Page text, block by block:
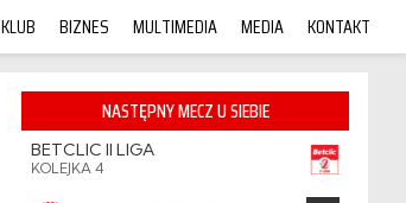
KLUB BIZNES MULTIMEDIA MEDIA KONTAKT
NASTĘPNY MECZ U SIEBIE
BETCLIC II LIGA
KOLEJKA 4